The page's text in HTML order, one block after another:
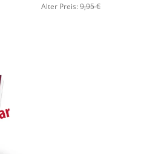
Alter Preis:9,95 €